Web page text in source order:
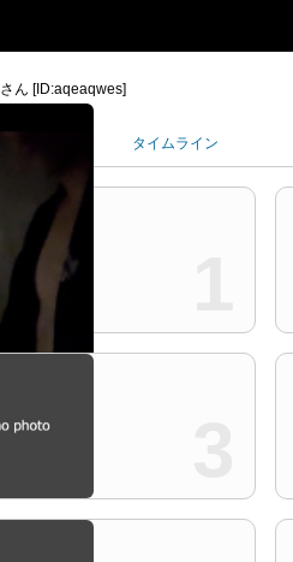
さん [ID:aqeaqwes]
タイムライン